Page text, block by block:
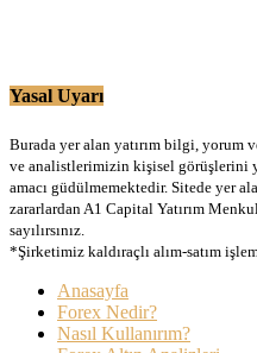
Yasal Uyarı
Burada yer alan yatırım bilgi, yorum
ve analistlerimizin kişisel görüşlerini
amacı güdülmemektedir. Sitede yer
zararlardan A1 Capital Yatırım
sayılırsınız.
*Şirketimiz kaldıraçlı alım-satım
Anasayfa
Forex Nedir?
Nasıl Kullanırım?